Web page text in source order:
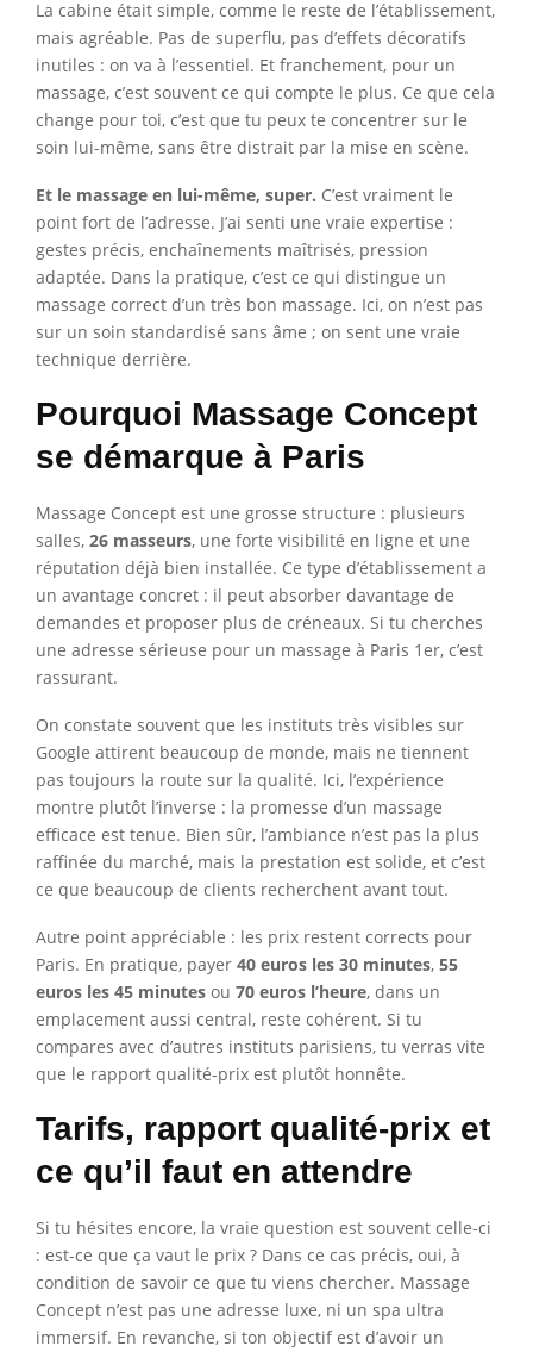
La cabine était simple, comme le reste de l’établissement,
mais agréable. Pas de superflu, pas d’effets décoratifs
inutiles : on va à l’essentiel. Et franchement, pour un
massage, c’est souvent ce qui compte le plus. Ce que cela
change pour toi, c’est que tu peux te concentrer sur le
soin lui-même, sans être distrait par la mise en scène.
Et le massage en lui-même, super. C’est vraiment le
point fort de l’adresse. J’ai senti une vraie expertise :
gestes précis, enchaînements maîtrisés, pression
adaptée. Dans la pratique, c’est ce qui distingue un
massage correct d’un très bon massage. Ici, on n’est pas
sur un soin standardisé sans âme ; on sent une vraie
technique derrière.
Pourquoi Massage Concept
se démarque à Paris
Massage Concept est une grosse structure : plusieurs
salles, 26 masseurs, une forte visibilité en ligne et une
réputation déjà bien installée. Ce type d’établissement a
un avantage concret : il peut absorber davantage de
demandes et proposer plus de créneaux. Si tu cherches
une adresse sérieuse pour un massage à Paris 1er, c’est
rassurant.
On constate souvent que les instituts très visibles sur
Google attirent beaucoup de monde, mais ne tiennent
pas toujours la route sur la qualité. Ici, l’expérience
montre plutôt l’inverse : la promesse d’un massage
efficace est tenue. Bien sûr, l’ambiance n’est pas la plus
raffinée du marché, mais la prestation est solide, et c’est
ce que beaucoup de clients recherchent avant tout.
Autre point appréciable : les prix restent corrects pour
Paris. En pratique, payer 40 euros les 30 minutes, 55
euros les 45 minutes ou 70 euros l’heure, dans un
emplacement aussi central, reste cohérent. Si tu
compares avec d’autres instituts parisiens, tu verras vite
que le rapport qualité-prix est plutôt honnête.
Tarifs, rapport qualité-prix et
ce qu’il faut en attendre
Si tu hésites encore, la vraie question est souvent celle-ci
: est-ce que ça vaut le prix ? Dans ce cas précis, oui, à
condition de savoir ce que tu viens chercher. Massage
Concept n’est pas une adresse luxe, ni un spa ultra
immersif. En revanche, si ton objectif est d’avoir un